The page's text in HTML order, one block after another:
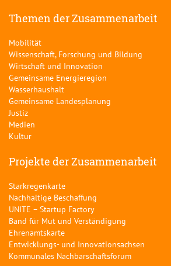
Themen der Zusammenarbeit
Mobilität
Wissenschaft, Forschung und Bildung
Wirtschaft und Innovation
Gemeinsame Energieregion
Wasserhaushalt
Gemeinsame Landesplanung
Justiz
Medien
Kultur
Projekte der Zusammenarbeit
Starkregenkarte
Nachhaltige Beschaffung
UNITE – Startup Factory
Band für Mut und Verständigung
Ehrenamtskarte
Entwicklungs- und Innovationsachsen
Kommunales Nachbarschaftsforum